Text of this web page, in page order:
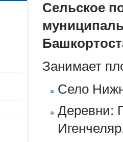
Сельское
Занимает
Село
Деревни: